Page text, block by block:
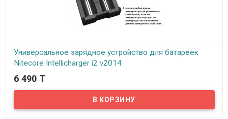
Универсальное зарядное устройство для батареек
Nitecore Intellicharger i2 v2014
В наличии
Nitecore Intellicharger i2 v2014 - это новое поколение зарядных
6 490 T